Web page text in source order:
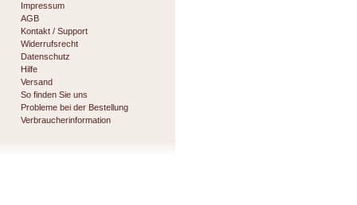
Impressum
AGB
Kontakt / Support
Widerrufsrecht
Datenschutz
Hilfe
Versand
So finden Sie uns
Probleme bei der Bestellung
Verbraucherinformation